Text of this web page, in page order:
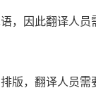
，因此翻译人员
版，翻译人员需